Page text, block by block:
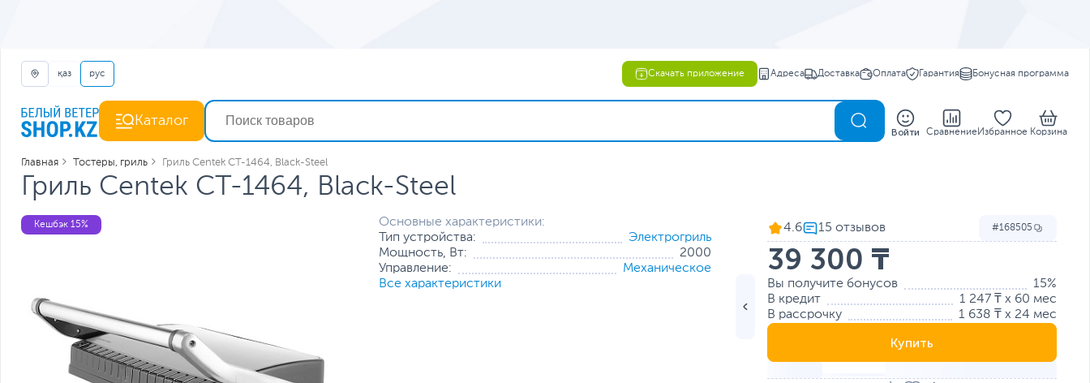
қаз рус Скачать приложение Адреса Доставка Оплата Гарантия Бонусная программа
Каталог
Войти Сравнение Избранное Корзина
Главная Тостеры, гриль Гриль Centek CT-1464, Black-Steel
Гриль Centek CT-1464, Black-Steel
Кешбэк 15%
Основные характеристики:
Тип устройства:
Электрогриль
Мощность, Вт:
2000
Управление:
Механическое
Все характеристики
4.6 168505
39 300 ₸
Вы получите бонусов
15%
В кредит
1 247 ₸ x 60 мес
В рассрочку
1 638 ₸ x 24 мес
Купить